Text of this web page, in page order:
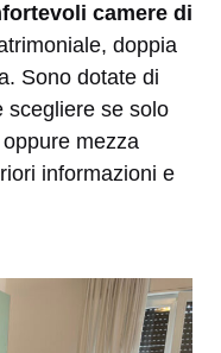
camere di
doppia
Sono dotate di
scegliere se solo
mezza
informazioni e